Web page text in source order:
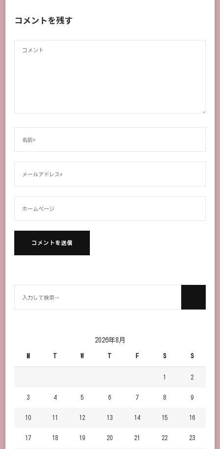
コメントを残す
2026年8月
M T W T F S S
1 2
3 4 5 6 7 8 9
10 11 12 13 14 15 16
17 18 19 20 21 22 23